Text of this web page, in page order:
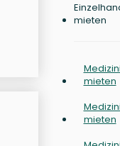
mieten
mieten
mieten